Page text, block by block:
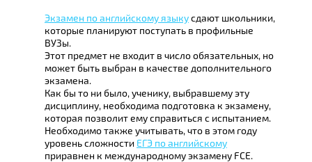
Экзамен по английскому языкусдают школьники,
которые планируют поступать в профильные
ВУЗы.
Этот предмет не входит в число обязательных, но
может быть выбран в качестве дополнительного
экзамена.
Как бы то ни было, ученику, выбравшему эту
дисциплину, необходима подготовка к экзамену,
которая позволит ему справиться с испытанием.
Необходимо также учитывать, что в этом году
уровень сложности ЕГЭ по английскому
приравнен к международному экзамену FCE.